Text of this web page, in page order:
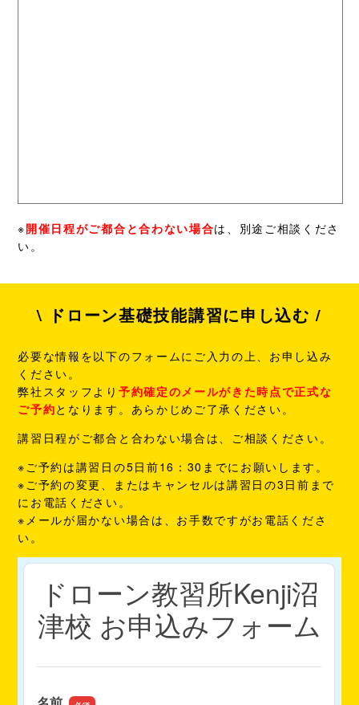
※開催日程がご都合と合わない場合は、別途ご相談くださ
い。
\ ドローン基礎技能講習に申し込む /
必要な情報を以下のフォームにご入力の上、お申し込み
ください。
弊社スタッフより 予約確定のメールがきた時点で正式な
ご予約となります。あらかじめご了承ください。
講習日程がご都合と合わない場合は、ご相談ください。
※ご予約は講習日の5日前16：30までにお願いします。
※ご予約の変更、またはキャンセルは講習日の3日前まで
にお電話ください。
※メールが届かない場合は、お手数ですがお電話くださ
い。